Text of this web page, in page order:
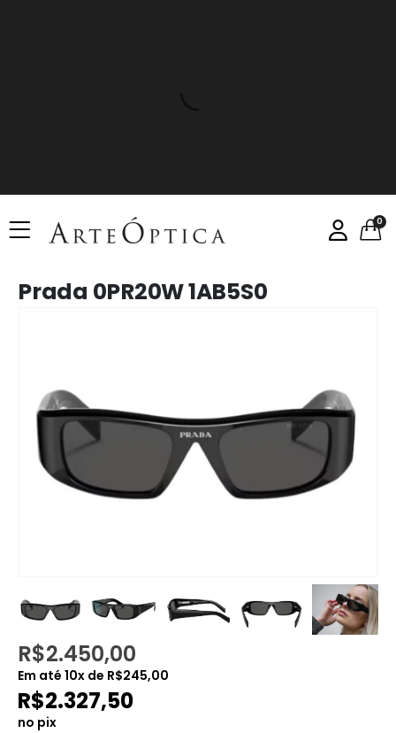
0
Prada 0PR20W 1AB5S0
R$2.450,00
Em até 10x de R$245,00
R$2.327,50
no pix